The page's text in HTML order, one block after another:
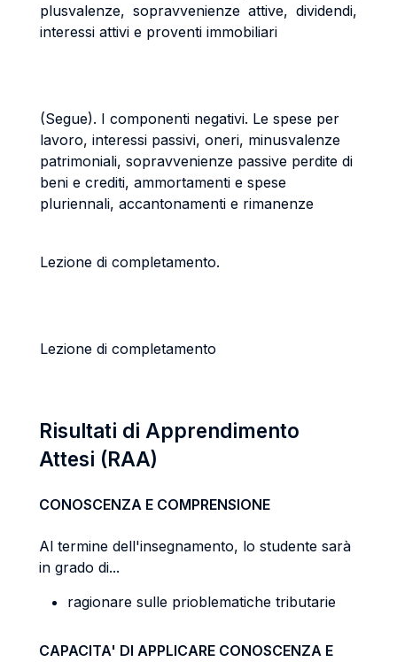
plusvalenze, sopravvenienze attive, dividendi,
interessi attivi e proventi immobiliari
(Segue). I componenti negativi. Le spese per
lavoro, interessi passivi, oneri, minusvalenze
patrimoniali, sopravvenienze passive perdite di
beni e crediti, ammortamenti e spese
pluriennali, accantonamenti e rimanenze
Lezione di completamento.
Lezione di completamento
Risultati di Apprendimento
Attesi (RAA)
CONOSCENZA E COMPRENSIONE
Al termine dell'insegnamento, lo studente sarà
in grado di...
ragionare sulle prioblematiche tributarie
CAPACITA' DI APPLICARE CONOSCENZA E